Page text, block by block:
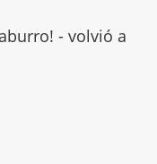
- volvió a